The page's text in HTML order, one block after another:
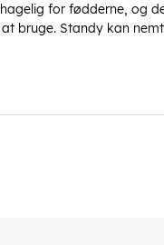
for fødderne, og
bruge. Standy kan